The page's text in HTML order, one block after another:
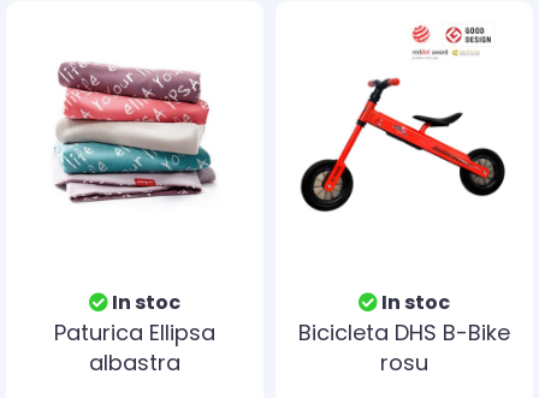
In stoc
Paturica Ellipsa
albastra
In stoc
Bicicleta DHS B-Bike
rosu